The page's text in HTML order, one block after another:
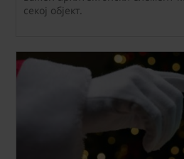
секој објект.